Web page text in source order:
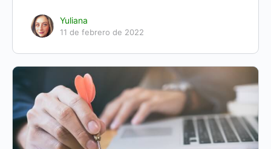
Yuliana
11 de febrero de 2022